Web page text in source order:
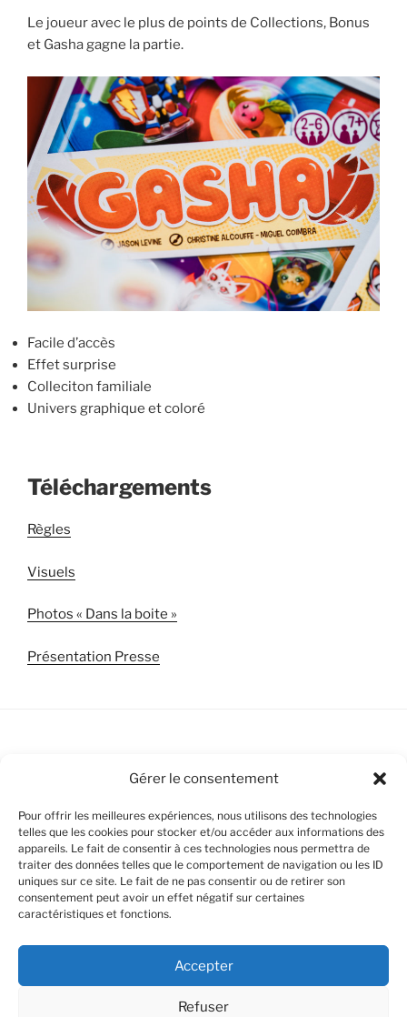
Gérer le consentement
Pour offrir les meilleures expériences, nous utilisons des technologies
telles que les cookies pour stocker et/ou accéder aux informations des
appareils. Le fait de consentir à ces technologies nous permettra de
traiter des données telles que le comportement de navigation ou les ID
uniques sur ce site. Le fait de ne pas consentir ou de retirer son
consentement peut avoir un effet négatif sur certaines
caractéristiques et fonctions.
Accepter
Refuser
Le joueur avec le plus de points de Collections, Bonus
et Gasha gagne la partie.
Facile d’accès
Effet surprise
Colleciton familiale
Univers graphique et coloré
Téléchargements
Règles
Visuels
Photos « Dans la boite »
Présentation Presse
Bankiiiz Editions / Cool and Fresh Games
Politique de cookies (UE)
Avertissements Légaux
Déclaration de Confidentialité